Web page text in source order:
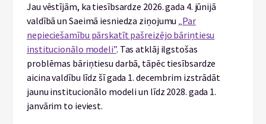
Jau vēstījām, ka tiesībsardze 2026. gada 4. jūnijā
valdībā un Saeimā iesniedza ziņojumu „Par
nepieciešamību pārskatīt pašreizējo bāriņtiesu
institucionālo modeli”. Tas atklāj ilgstošas
problēmas bāriņtiesu darbā, tāpēc tiesībsardze
aicina valdību līdz šī gada 1. decembrim izstrādāt
jaunu institucionālo modeli un līdz 2028. gada 1.
janvārim to ieviest.